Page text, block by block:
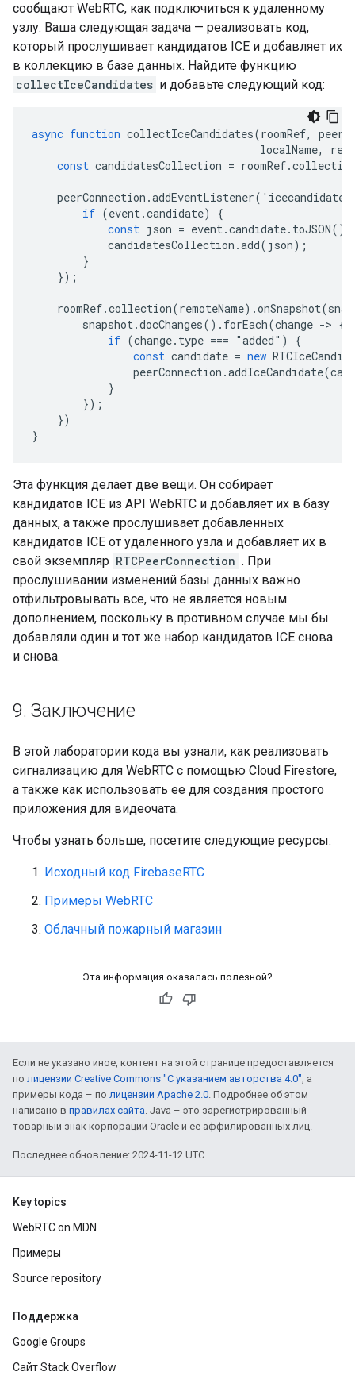
сообщают WebRTC, как подключиться к удаленному
узлу. Ваша следующая задача — реализовать код,
который прослушивает кандидатов ICE и добавляет их
в коллекцию в базе данных. Найдите функцию
collectIceCandidates и добавьте следующий код:
async function collectIceCandidates(roomRef,
localName,
const candidatesCollection = roomRef.collection
peerConnection .addEventListener( ' icecandidate
if (event.candidate)
{
const json = event.candidate. toJSON();
candidatesCollection .add( json);
}
});
roomRef.collection(remoteName).onSnapshot(
snapshot.docChanges(). forEach(change -> {
if (change. type === "added" )
{
const candidate = new
peerConnection .addIceCandidate(
}
});
})
}
Эта функция делает две вещи. Он собирает
кандидатов ICE из API WebRTC и добавляет их в базу
данных, а также прослушивает добавленных
кандидатов ICE от удаленного узла и добавляет их в
свой экземпляр RTCPeerConnection . При
прослушивании изменений базы данных важно
отфильтровывать все, что не является новым
дополнением, поскольку в противном случае мы бы
добавляли один и тот же набор кандидатов ICE снова
и снова.
9. Заключение
В этой лаборатории кода вы узнали, как реализовать
сигнализацию для WebRTC с помощью Cloud Firestore,
а также как использовать ее для создания простого
приложения для видеочата.
Чтобы узнать больше, посетите следующие ресурсы:
Исходный код FirebaseRTC
Примеры WebRTC
Облачный пожарный магазин
Эта информация оказалась полезной?
Если не указано иное, контент на этой странице предоставляется
по лицензии Creative Commons "С указанием авторства 4.0", а
примеры кода – по лицензии Apache 2.0. Подробнее об этом
написано в правилах сайта. Java – это зарегистрированный
товарный знак корпорации Oracle и ее аффилированных лиц.
Последнее обновление: 2024-11-12 UTC.
Key topics
WebRTC on MDN
Примеры
Source repository
Поддержка
Google Groups
Сайт Stack Overflow